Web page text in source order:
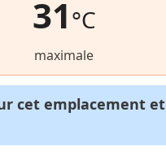
31°C
maximale
cet emplacement et